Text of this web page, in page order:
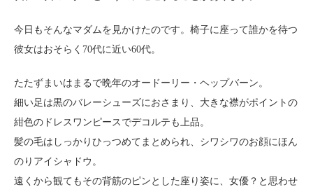
今日もそんなマダムを見かけたのです。椅子に座って誰かを待つ
彼女はおそらく70代に近い60代。
たたずまいはまるで晩年のオードーリー・ヘップバーン。
細い足は黒のバレーシューズにおさまり、大きな襟がポイントの
紺色のドレスワンピースでデコルテも上品。
髪の毛はしっかりひっつめてまとめられ、シワシワのお顔にほん
のりアイシャドウ。
遠くから観てもその背筋のピンとした座り姿に、女優？と思わせ